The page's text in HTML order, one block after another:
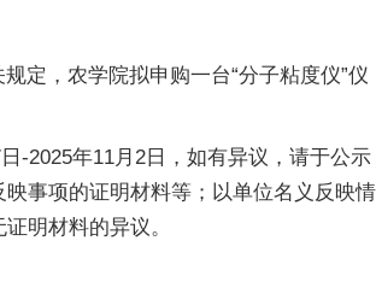
定，农学院拟申购一台“分子粘度仪”仪
-2025年11月2日，如有异议，请于公示
事项的证明材料等；以单位名义反映情
明材料的异议。